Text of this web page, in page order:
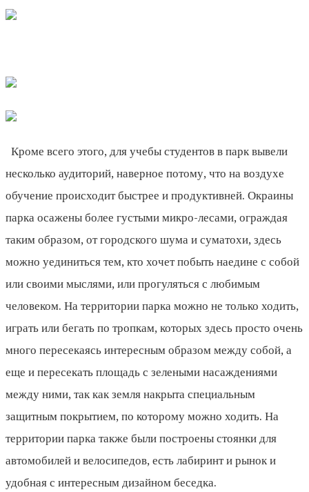
Кроме всего этого, для учебы студентов в парк вывели
несколько аудиторий, наверное потому, что на воздухе
обучение происходит быстрее и продуктивней. Окраины
парка осажены более густыми микро-лесами, ограждая
таким образом, от городского шума и суматохи, здесь
можно уединиться тем, кто хочет побыть наедине с собой
или своими мыслями, или прогуляться с любимым
человеком. На территории парка можно не только ходить,
играть или бегать по тропкам, которых здесь просто очень
много пересекаясь интересным образом между собой, а
еще и пересекать площадь с зелеными насаждениями
между ними, так как земля накрыта специальным
защитным покрытием, по которому можно ходить. На
территории парка также были построены стоянки для
автомобилей и велосипедов, есть лабиринт и рынок и
удобная с интересным дизайном беседка.